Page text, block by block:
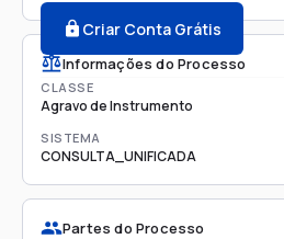
Criar Conta Grátis
Informações do Processo
CLASSE
Agravo de Instrumento
SISTEMA
CONSULTA_UNIFICADA
Partes do Processo